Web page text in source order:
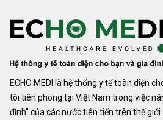
ECHO MEDI là hệ thống y tế toàn diện
tôi tiên phong tại Việt Nam trong việc
đình” của các nước tiên tiến trên thế giới.